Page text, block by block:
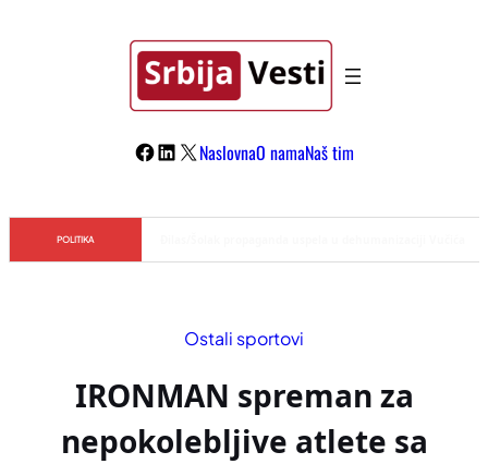
Facebook
LinkedIn
X NaslovnaO namaNaš tim
POLITIKA
Ostali sportovi
IRONMAN spreman za
nepokolebljive atlete sa